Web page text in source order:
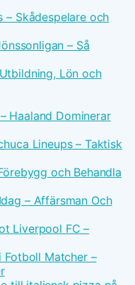
– Skådespelare och
– Så
Lön och
Haaland Dominerar
Lineups – Taktisk
och Behandla
– Affärsman Och
Liverpool FC –
Fotboll Matcher –